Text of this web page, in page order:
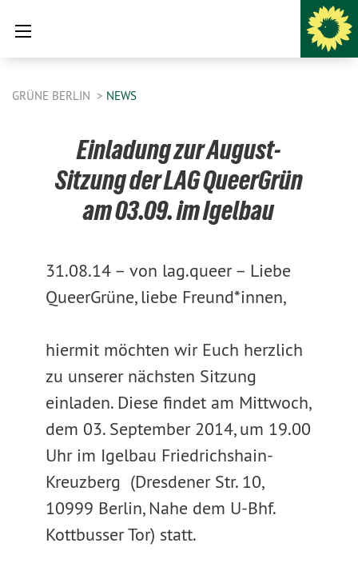
GRÜNE BERLIN NEWS
Einladung zur August-
Sitzung der LAG QueerGrün
am 03.09. im Igelbau
31.08.14 – von lag.queer – Liebe
QueerGrüne, liebe Freund*innen,
hiermit möchten wir Euch herzlich
zu unserer nächsten Sitzung
einladen. Diese findet am Mittwoch,
dem 03. September 2014, um 19.00
Uhr im Igelbau Friedrichshain-
Kreuzberg (Dresdener Str. 10,
10999 Berlin, Nahe dem U-Bhf.
Kottbusser Tor) statt.